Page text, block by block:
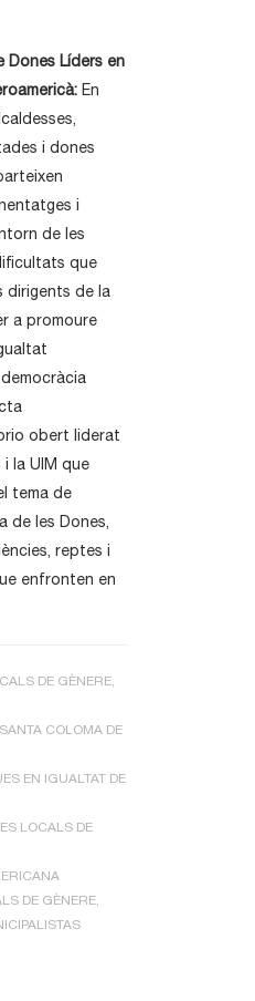
Dones Líders en
En
i dones
i
de les
que
dirigents de la
a promoure
obert liderat
i la UIM que
tema de
de les Dones,
reptes i
enfronten en
DE GÈNERE
COLOMA DE
EN IGUALTAT DE
LOCALS DE
DE GÈNERE